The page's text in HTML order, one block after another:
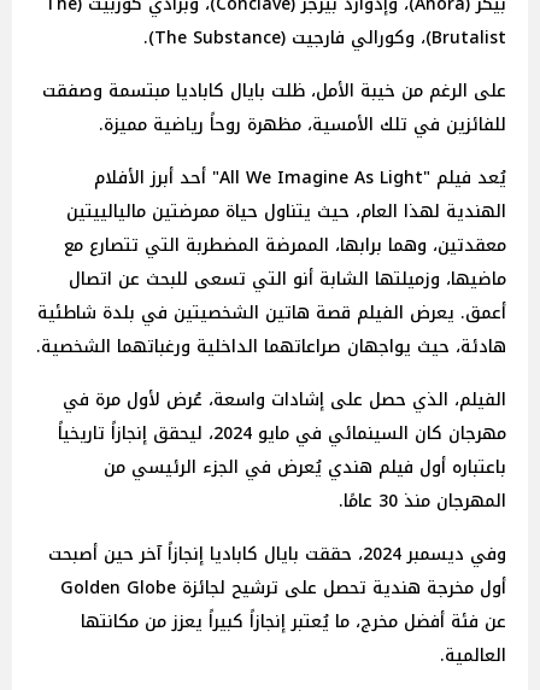
Brutalist)، وكورالي فارجيت (The Substance).
على الرغم من خيبة الأمل، ظلت بايال كاباديا مبتسمة وصفقت
للفائزين في تلك الأمسية، مظهرة روحاً رياضية مميزة.
يُعد فيلم "All We Imagine As Light" أحد أبرز الأفلام
الهندية لهذا العام، حيث يتناول حياة ممرضتين ماليالييتين
معقدتين، وهما برابها، الممرضة المضطربة التي تتصارع مع
ماضيها، وزميلتها الشابة أنو التي تسعى للبحث عن اتصال
أعمق. يعرض الفيلم قصة هاتين الشخصيتين في بلدة شاطئية
هادئة، حيث يواجهان صراعاتهما الداخلية ورغباتهما الشخصية.
الفيلم، الذي حصل على إشادات واسعة، عُرض لأول مرة في
مهرجان كان السينمائي في مايو 2024، ليحقق إنجازاً تاريخياً
باعتباره أول فيلم هندي يُعرض في الجزء الرئيسي من
المهرجان منذ 30 عامًا.
وفي ديسمبر 2024، حققت بايال كاباديا إنجازاً آخر حين أصبحت
أول مخرجة هندية تحصل على ترشيح لجائزة Golden Globe
عن فئة أفضل مخرج، ما يُعتبر إنجازاً كبيراً يعزز من مكانتها
العالمية.